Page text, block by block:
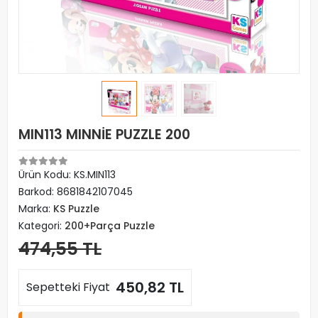
MIN113 MINNİE PUZZLE 200
Ürün Kodu: KS.MIN113
Barkod: 8681842107045
Marka: KS Puzzle
Kategori: 200+Parça Puzzle
474,55 TL
Sepetteki Fiyat 450,82 TL